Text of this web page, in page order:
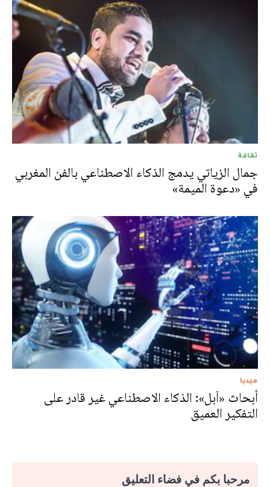
ثقافة
جمال الزياتي يدمج الذكاء الاصطناعي بالفن المغربي
في «دعوة الميمة»
ميديا
أبحاث «آبل»: الذكاء الاصطناعي غير قادر على
التفكير العميق
مرحبا بكم في فضاء التعليق